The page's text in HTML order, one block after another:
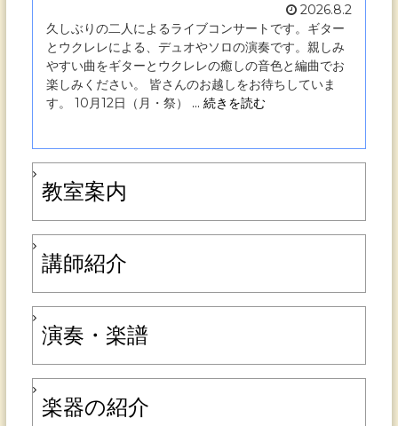
ビ
ゲ
ー
シ
ョ
ン
2026.8.2
久しぶりの二人によるライブコンサートです。ギター
とウクレレによる、デュオやソロの演奏です。親しみ
やすい曲をギターとウクレレの癒しの音色と編曲でお
楽しみください。 皆さんのお越しをお待ちしていま
す。 10月12日（月・祭）
… 続きを読む
教室案内
講師紹介
演奏・楽譜
楽器の紹介